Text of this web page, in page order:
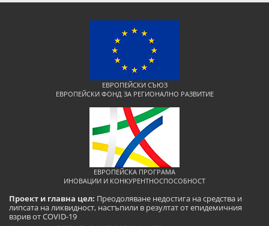
ЕВРОПЕЙСКИ СЪЮЗ
ЕВРОПЕЙСКИ ФОНД ЗА РЕГИОНАЛНО РАЗВИТИЕ
ЕВРОПЕЙСКА ПРОГРАМА
ИНОВАЦИИ И КОНКУРЕНТНОСПОСОБНОСТ
Проект и главна цел: Преодоляване недостига на средства и
липсата на ликвидност, настъпили в резултат от епидемичния
взрив от COVID-19